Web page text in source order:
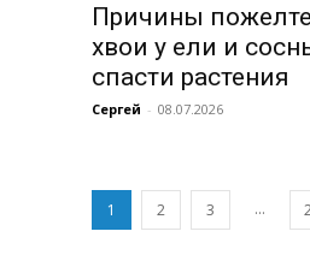
Причины
хвои у ели и
спасти растения
Сергей - 08.07.2026
1 2 3 ...